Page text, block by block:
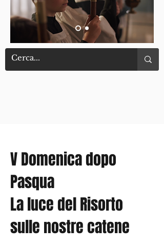
V Domenica dopo
Pasqua
La luce del Risorto
sulle nostre catene